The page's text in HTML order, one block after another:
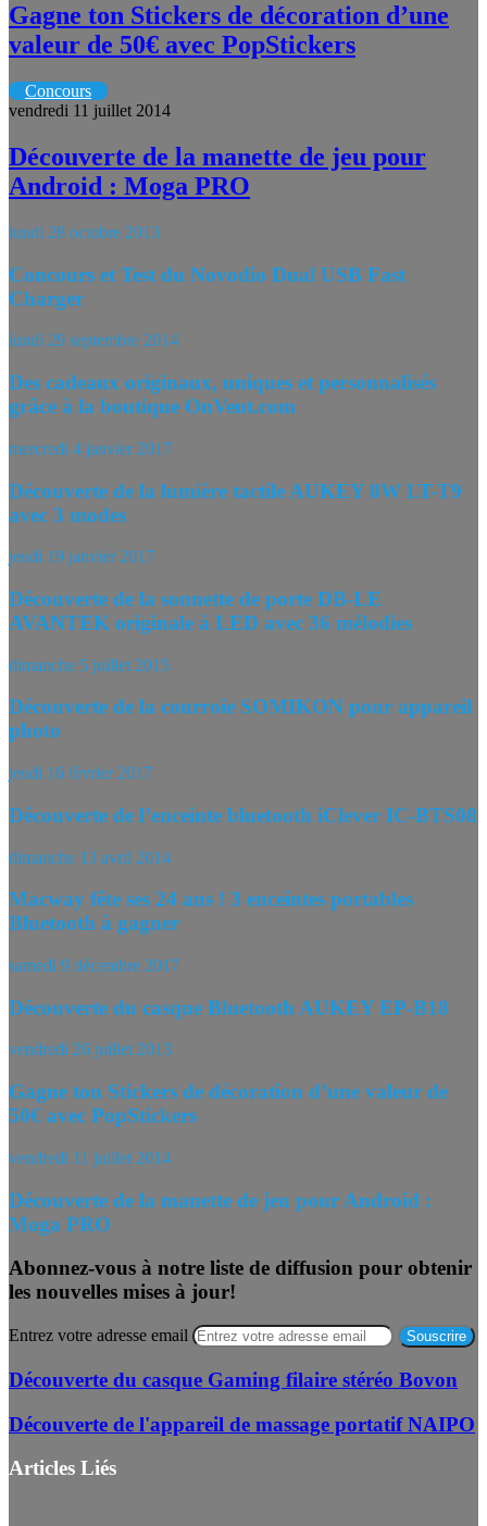
Gagne ton Stickers de décoration d’une
valeur de 50€ avec PopStickers
Concours
vendredi 11 juillet 2014
Découverte de la manette de jeu pour
Android : Moga PRO
lundi 28 octobre 2013
Concours et Test du Novodio Dual USB Fast
Charger
lundi 29 septembre 2014
Des cadeaux originaux, uniques et personnalisés
grâce à la boutique OnVeut.com
mercredi 4 janvier 2017
Découverte de la lumière tactile AUKEY 8W LT-T9
avec 3 modes
jeudi 19 janvier 2017
Découverte de la sonnette de porte DB-LE
AVANTEK originale à LED avec 36 mélodies
dimanche 5 juillet 2015
Découverte de la courroie SOMIKON pour appareil
photo
jeudi 16 février 2017
Découverte de l’enceinte bluetooth iClever IC-BTS08
dimanche 13 avril 2014
Macway fête ses 24 ans ! 3 enceintes portables
Bluetooth à gagner
samedi 9 décembre 2017
Découverte du casque Bluetooth AUKEY EP-B18
vendredi 26 juillet 2013
Gagne ton Stickers de décoration d’une valeur de
50€ avec PopStickers
vendredi 11 juillet 2014
Découverte de la manette de jeu pour Android :
Moga PRO
Abonnez-vous à notre liste de diffusion pour obtenir
les nouvelles mises à jour!
Entrez votre adresse email
Découverte du casque Gaming filaire stéréo Bovon
Découverte de l'appareil de massage portatif NAIPO
Articles Liés